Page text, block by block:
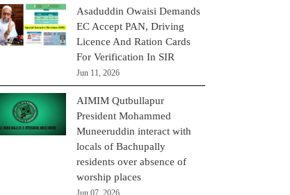
Asaduddin Owaisi Demands
EC Accept PAN, Driving
Licence And Ration Cards
For Verification In SIR
Jun 11, 2026
AIMIM Qutbullapur
President Mohammed
Muneeruddin interact with
locals of Bachupally
residents over absence of
worship places
Jun 07, 2026